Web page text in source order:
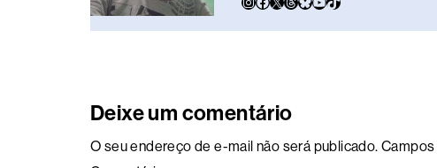
Deixe um comentário
O seu endereço de e-mail não será publicado.